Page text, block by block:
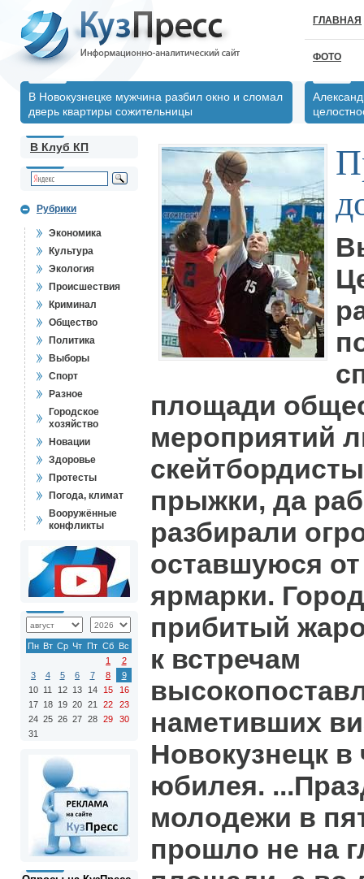
ГЛАВНАЯ
ФОТО
В Новокузнецке мужчина разбил окно и сломал
дверь квартиры сожительницы
В Клуб КП
Рубрики
Экономика
Культура
Экология
Происшествия
Криминал
Общество
Политика
Выборы
Спорт
Разное
Городское
хозяйство
Новации
Здоровье
Протесты
Погода, климат
Вооружённые
конфликты
Пн Вт Ср Чт Пт Сб Вс
1
2
3
4 5 6 7 8
9
10 11 12 13 14 15
16
17 18 19 20 21 22
23
24 25 26 27 28 29
30
31
площади
мероприятий
прыжки, да
разбирали
оставшуюся
ярмарки.
прибитый
к встречам
наметивших
Новокузнецк в
юбилея.
молодежи в
прошло не на